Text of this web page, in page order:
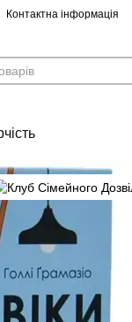
Контактна інформація